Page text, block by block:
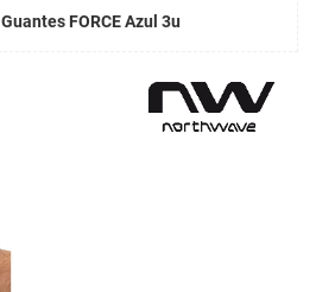
Guantes FORCE Azul 3u